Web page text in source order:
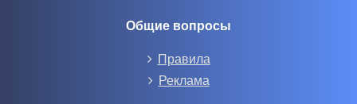
Общие вопросы
Правила
Реклама